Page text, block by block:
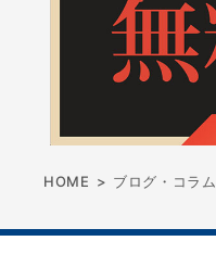
HOME > ブログ・コラム